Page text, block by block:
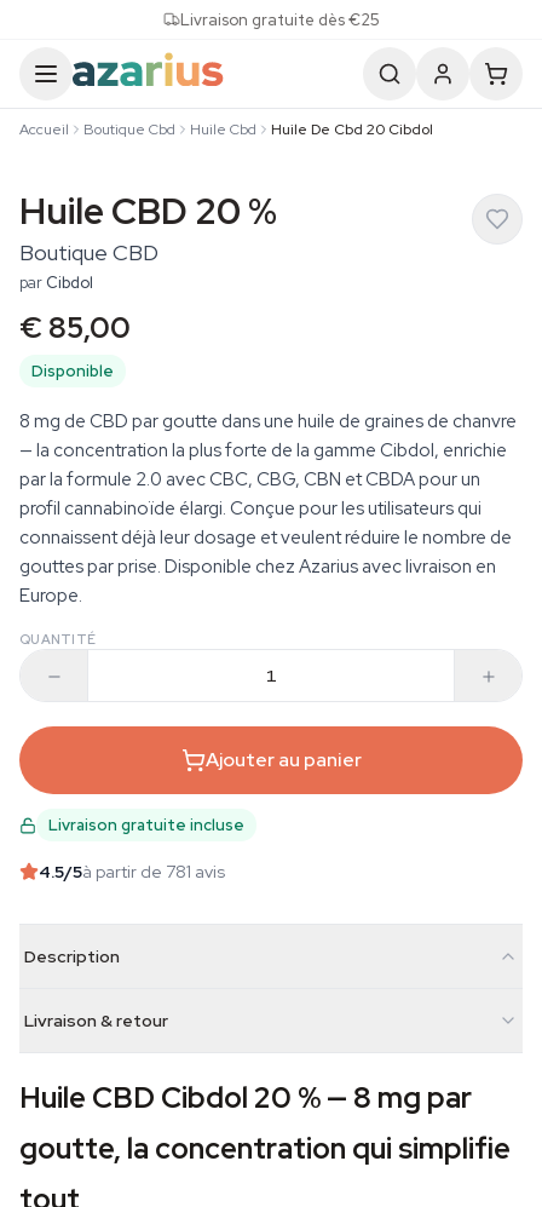
Livraison gratuite dès €25
Accueil Boutique Cbd Huile Cbd Huile De Cbd 20 Cibdol
Huile CBD 20 %
Boutique CBD
par Cibdol
€ 85,00
Disponible
8 mg de CBD par goutte dans une huile de graines de chanvre
— la concentration la plus forte de la gamme Cibdol, enrichie
par la formule 2.0 avec CBC, CBG, CBN et CBDA pour un
profil cannabinoïde élargi. Conçue pour les utilisateurs qui
connaissent déjà leur dosage et veulent réduire le nombre de
gouttes par prise. Disponible chez Azarius avec livraison en
Europe.
QUANTITÉ
Ajouter au panier
Livraison gratuite incluse
4.5/5à partir de 781 avis
Description
Livraison & retour
Huile CBD Cibdol 20 % — 8 mg par
goutte, la concentration qui simplifie
tout